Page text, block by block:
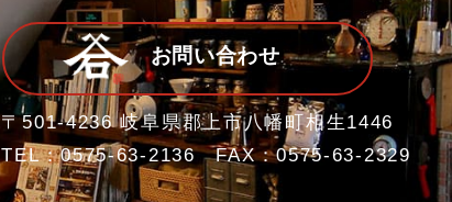
お問い合わせ
〒501-4236 岐阜県郡上市八幡町相生1446
TEL：0575-63-2136 FAX：0575-63-2329